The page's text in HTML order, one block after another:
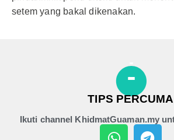
setem yang bakal dikenakan.
TIPS PERCUMA
Ikuti channel KhidmatGuaman.my